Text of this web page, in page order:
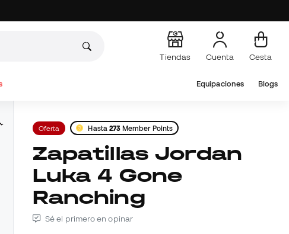
Tiendas Cuenta Cesta
Equipaciones Blogs
Oferta Hasta 273 Member Points
Zapatillas Jordan
Luka 4 Gone
Ranching
Sé el primero en opinar